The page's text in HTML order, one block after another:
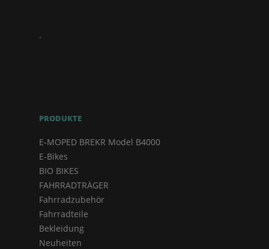
.
PRODUKTE
E-MOPED BREKR Model B4000
E-Bikes
BIO BIKES
FAHRRADTRÄGER
Fahrradzubehör
Fahrradteile
Bekleidung
Neuheiten